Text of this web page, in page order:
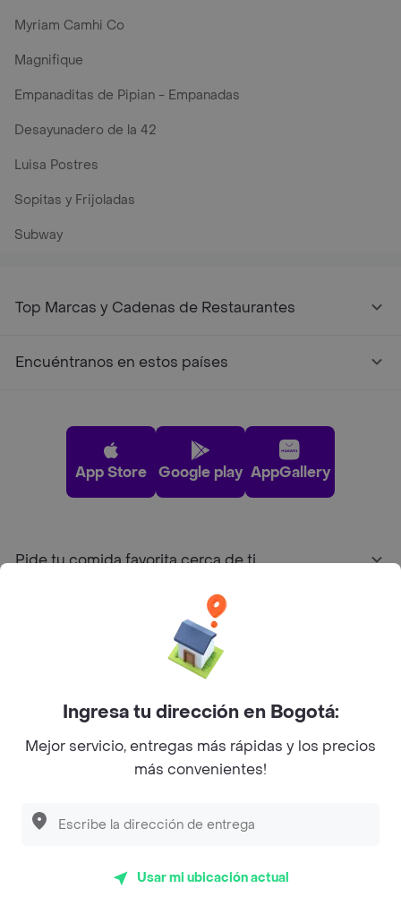
Myriam Camhi Co
Magnifique
Empanaditas de Pipian - Empanadas
Desayunadero de la 42
Luisa Postres
Sopitas y Frijoladas
Subway
Top Marcas y Cadenas de Restaurantes
Encuéntranos en estos países
App Store Google play AppGallery
Pide tu comida favorita cerca de ti
Sobre Rappi
Facebook
Twitter
Instagram
©2026Rappi Inc. All rights reserved.
Ingresa tu dirección en Bogotá:
Mejor servicio, entregas más rápidas y los precios
más convenientes!
Usar mi ubicación actual